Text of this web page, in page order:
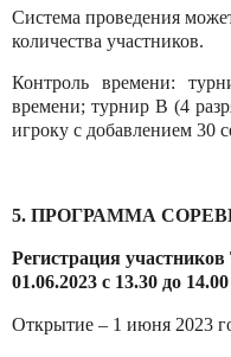
Система проведения
количества участников.
Контроль времени:
времени; турнир В (4
игроку с добавлением 30
5. ПРОГРАММА
Регистрация
01.06.2023 с 13.30 до 14.00
Открытие – 1 июня 2023